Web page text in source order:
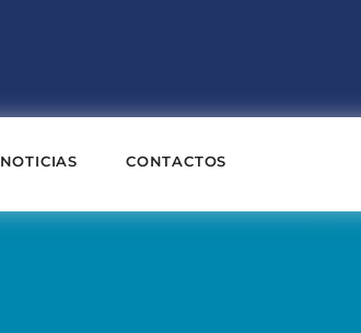
NOTICIAS CONTACTOS